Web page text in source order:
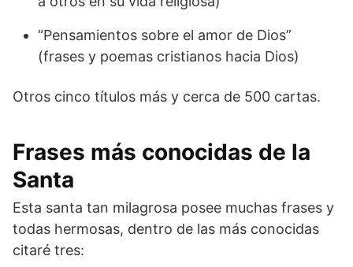
“Pensamientos sobre el amor de Dios”
(frases y poemas cristianos hacia Dios)
Otros cinco títulos más y cerca de 500 cartas.
Frases más conocidas de la
Santa
Esta santa tan milagrosa posee muchas frases y
todas hermosas, dentro de las más conocidas
citaré tres: